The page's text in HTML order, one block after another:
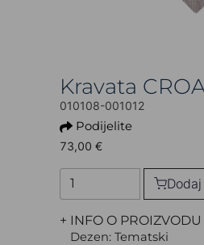
Kravata
010108-001012
Podijelite
73,00 €
+ INFO O PROIZVODU
Dezen: Tematski